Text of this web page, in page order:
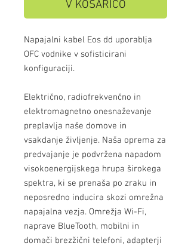
V KOŠARICO
Napajalni kabel Eos dd uporablja
OFC vodnike v sofisticirani
konfiguraciji.
Električno, radiofrekvenčno in
elektromagnetno onesnaževanje
preplavlja naše domove in
vsakdanje življenje. Naša oprema za
predvajanje je podvržena napadom
visokoenergijskega hrupa širokega
spektra, ki se prenaša po zraku in
neposredno inducira skozi omrežna
napajalna vezja. Omrežja Wi-Fi,
naprave BlueTooth, mobilni in
domači brezžični telefoni, adapterji